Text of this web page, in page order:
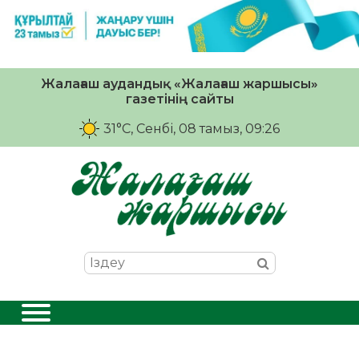
Жалағаш аудандық «Жалағаш жаршысы»
газетінің сайты
31°C, Сенбі, 08 тамыз, 09:26